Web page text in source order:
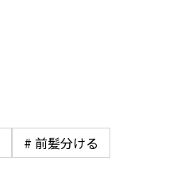
# 前髪分ける